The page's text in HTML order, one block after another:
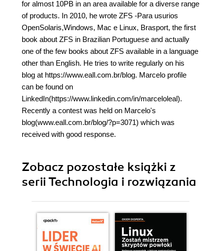
for almost 10PB in an area available for a diverse range
of products. In 2010, he wrote ZFS -Para usurios
OpenSolaris,Windows, Mac e Linux, Brasport, the first
book about ZFS in Brazilian Portuguese and actually
one of the few books about ZFS available in a language
other than English. He tries to write regularly on his
blog at https://www.eall.com.br/blog. Marcelo profile
can be found on
LinkedIn(https://www.linkedin.com/in/marceloleal).
Recently a contest was held on Marcelo's
blog(www.eall.com.br/blog/?p=3071) which was
received with good response.
Zobacz pozostałe książki z
serii Technologia i rozwiązania